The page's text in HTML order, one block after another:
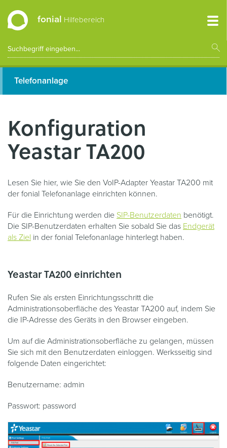
fonial Hilfebereich
Telefonanlage
Konfiguration
Yeastar TA200
Lesen Sie hier, wie Sie den VoIP-Adapter Yeastar TA200 mit
der fonial Telefonanlage einrichten können.
Für die Einrichtung werden die SIP-Benutzerdaten benötigt.
Die SIP-Benutzerdaten erhalten Sie sobald Sie das Endgerät
als Ziel in der fonial Telefonanlage hinterlegt haben.
Yeastar TA200 einrichten
Rufen Sie als ersten Einrichtungsschritt die
Administrationsoberfläche des Yeastar TA200 auf, indem Sie
die IP-Adresse des Geräts in den Browser eingeben.
Um auf die Administrationsoberfläche zu gelangen, müssen
Sie sich mit den Benutzerdaten einloggen. Werksseitig sind
folgende Daten eingerichtet:
Benutzername: admin
Passwort: password